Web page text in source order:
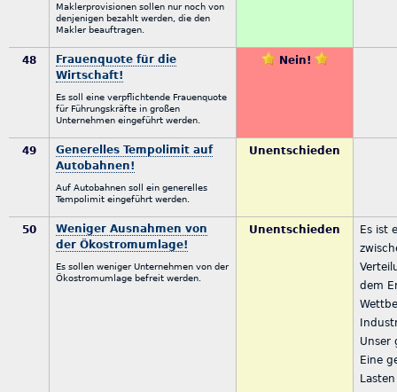
Maklerprovisionen sollen nur noch von
denjenigen bezahlt werden, die den
Makler beauftragen.
48
Frauenquote für die
Wirtschaft!
Es soll eine verpflichtende Frauenquote
für Führungskräfte in großen
Unternehmen eingeführt werden.
Nein!
49
Generelles Tempolimit auf
Autobahnen!
Auf Autobahnen soll ein generelles
Tempolimit eingeführt werden.
Unentschieden
50
Weniger Ausnahmen von
der Ökostromumlage!
Es sollen weniger Unternehmen von der
Ökostromumlage befreit werden.
Unentschieden
Es ist
dem
Unser
Eine